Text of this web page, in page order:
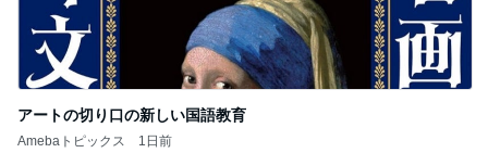
アートの切り口の新しい国語教育
Amebaトピックス 1日前